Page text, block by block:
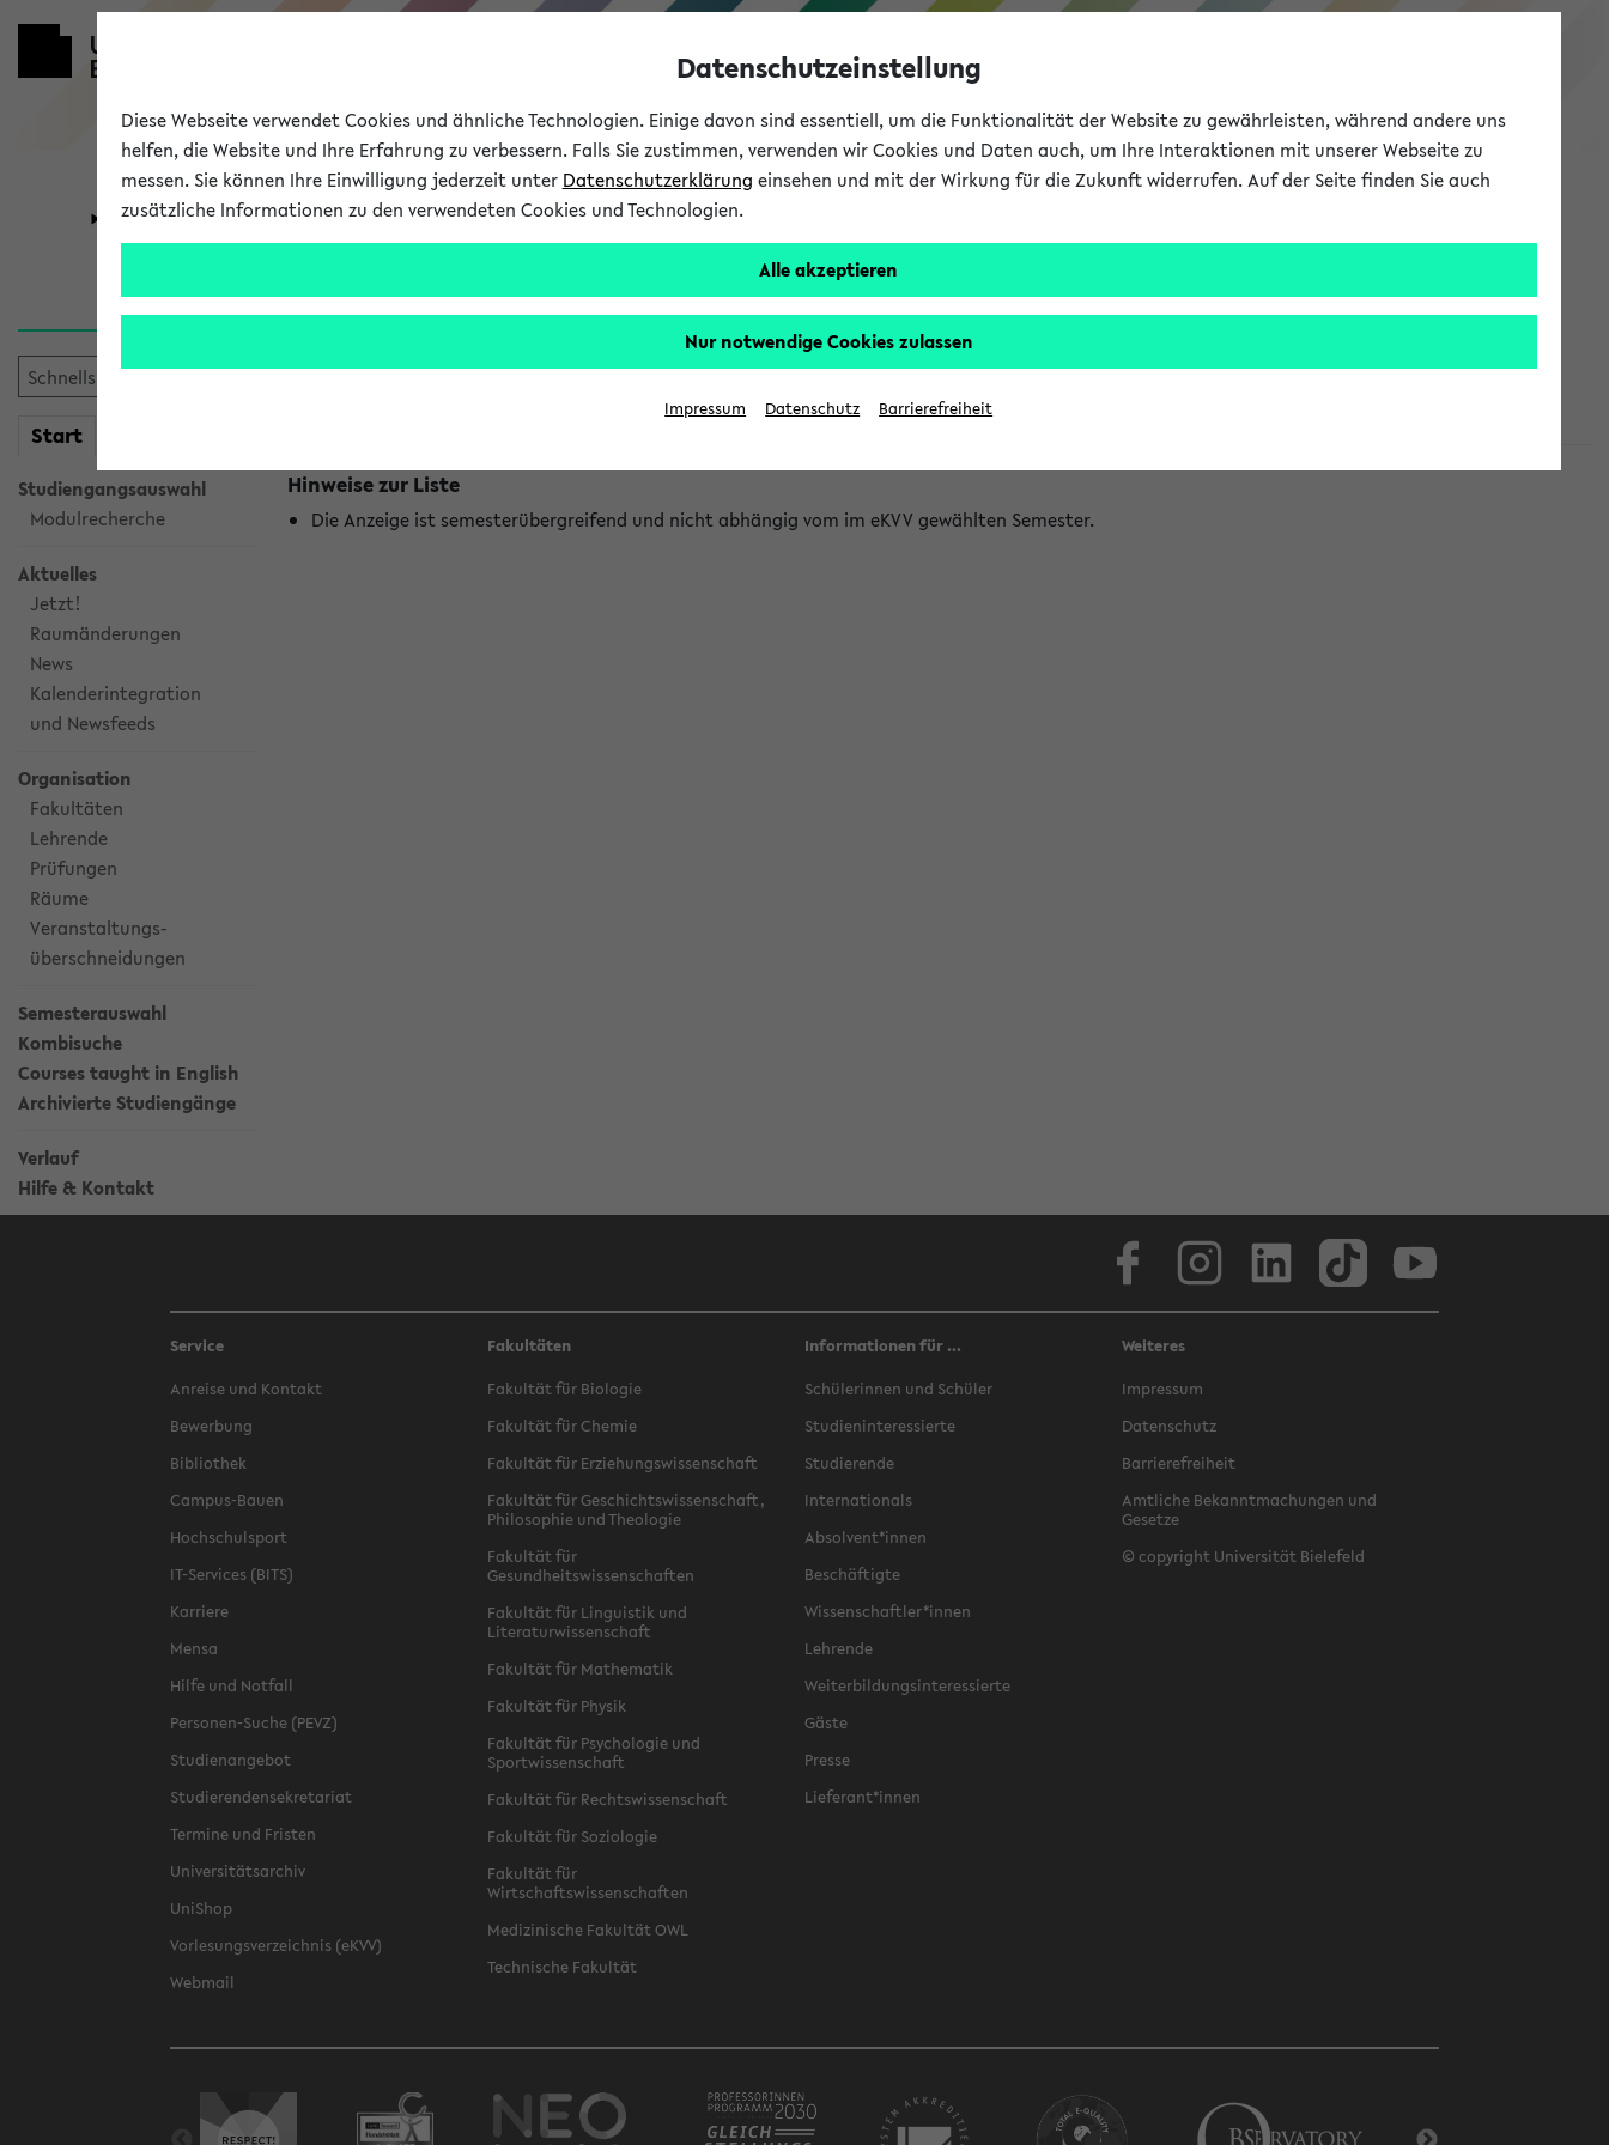
eKVV
Universität Forschung Studium
Start
Studiengangsauswahl
Modulrecherche
Aktuelles
Jetzt!
Raumänderungen
News
Kalenderintegration
und Newsfeeds
Organisation
Fakultäten
Lehrende
Prüfungen
Räume
Veranstaltungs-
überschneidungen
Semesterauswahl
Kombisuche
Courses taught in English
Archivierte Studiengänge
Verlauf
Hilfe & Kontakt
Jetzt und in Kürze stattfindende Veranstaltungen
Hinweise zur Liste
Die Anzeige ist semesterübergreifend und nicht abhängig vom im eKVV gewählten Semester.
Service
Anreise und Kontakt
Bewerbung
Bibliothek
Campus-Bauen
Hochschulsport
IT-Services (BITS)
Karriere
Mensa
Hilfe und Notfall
Personen-Suche (PEVZ)
Studienangebot
Studierendensekretariat
Termine und Fristen
Universitätsarchiv
UniShop
Vorlesungsverzeichnis (eKVV)
Webmail
Fakultäten
Fakultät für Biologie
Fakultät für Chemie
Fakultät für Erziehungswissenschaft
Fakultät für Geschichtswissenschaft,
Philosophie und Theologie
Fakultät für
Gesundheitswissenschaften
Fakultät für Linguistik und
Literaturwissenschaft
Fakultät für Mathematik
Fakultät für Physik
Fakultät für Psychologie und
Sportwissenschaft
Fakultät für Rechtswissenschaft
Fakultät für Soziologie
Fakultät für
Wirtschaftswissenschaften
Medizinische Fakultät OWL
Technische Fakultät
Informationen für ...
Schülerinnen und Schüler
Studieninteressierte
Studierende
Internationals
Absolvent*innen
Beschäftigte
Wissenschaftler*innen
Lehrende
Weiterbildungsinteressierte
Gäste
Presse
Lieferant*innen
Weiteres
Impressum
Datenschutz
Barrierefreiheit
Amtliche Bekanntmachungen und
Gesetze
© copyright Universität Bielefeld
Datenschutzeinstellung
Diese Webseite verwendet Cookies und ähnliche Technologien. Einige davon sind essentiell, um die Funktionalität der Website zu gewährleisten, während andere uns
helfen, die Website und Ihre Erfahrung zu verbessern. Falls Sie zustimmen, verwenden wir Cookies und Daten auch, um Ihre Interaktionen mit unserer Webseite zu
messen. Sie können Ihre Einwilligung jederzeit unter Datenschutzerklärung einsehen und mit der Wirkung für die Zukunft widerrufen. Auf der Seite finden Sie auch
zusätzliche Informationen zu den verwendeten Cookies und Technologien.
Alle akzeptieren
Nur notwendige Cookies zulassen
Impressum Datenschutz Barrierefreiheit